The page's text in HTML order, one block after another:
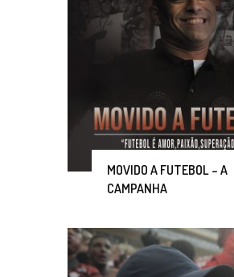
MOVIDO A FUTEBOL – A
CAMPANHA